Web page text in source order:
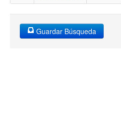
Guardar Búsqueda